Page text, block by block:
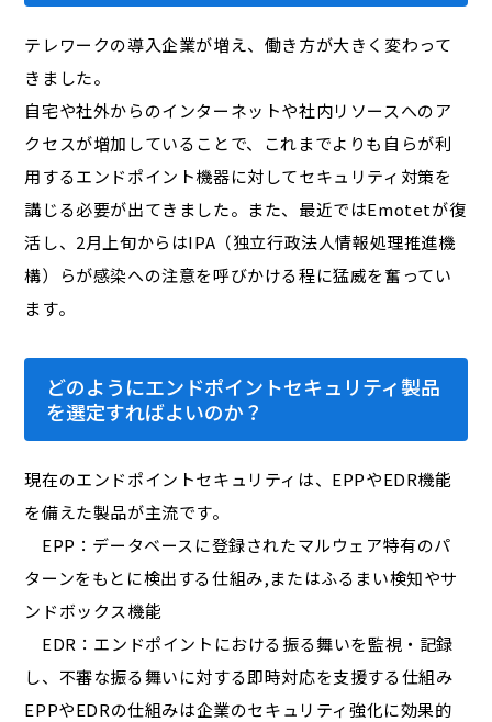
テレワークの導入企業が増え、働き方が大きく変わって
きました。
自宅や社外からのインターネットや社内リソースへのア
クセスが増加していることで、これまでよりも自らが利
用するエンドポイント機器に対してセキュリティ対策を
講じる必要が出てきました。また、最近ではEmotetが復
活し、2月上旬からはIPA（独立行政法人情報処理推進機
構）らが感染への注意を呼びかける程に猛威を奮ってい
ます。
どのようにエンドポイントセキュリティ製品
を選定すればよいのか？
現在のエンドポイントセキュリティは、EPPやEDR機能
を備えた製品が主流です。
EPP：データベースに登録されたマルウェア特有のパ
ターンをもとに検出する仕組み,またはふるまい検知やサ
ンドボックス機能
EDR：エンドポイントにおける振る舞いを監視・記録
し、不審な振る舞いに対する即時対応を支援する仕組み
EPPやEDRの仕組みは企業のセキュリティ強化に効果的